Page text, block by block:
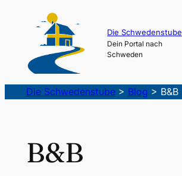
Die Schwedenstube
Dein Portal nach
Schweden
Die Schwedenstube> Blog > B&B
B&B